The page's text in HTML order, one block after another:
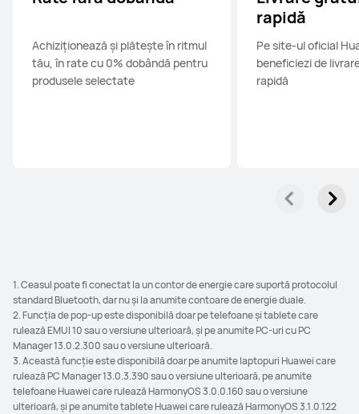
Achiziționează și plătește în ritmul
tău, în rate cu 0% dobândă pentru
produsele selectate
rapidă
Pe site-ul oficial
beneficiezi de
rapidă
1. Ceasul poate fi conectat la un contor de energie care suportă protocolul
standard Bluetooth, dar nu și la anumite contoare de energie duale.
2. Funcția de pop-up este disponibilă doar pe telefoane și tablete care
rulează EMUI 10 sau o versiune ulterioară, și pe anumite PC-uri cu PC
Manager 13.0.2.300 sau o versiune ulterioară.
3. Această funcție este disponibilă doar pe anumite laptopuri Huawei care
rulează PC Manager 13.0.3.390 sau o versiune ulterioară, pe anumite
telefoane Huawei care rulează HarmonyOS 3.0.0.160 sau o versiune
ulterioară, și pe anumite tablete Huawei care rulează HarmonyOS 3.1.0.122